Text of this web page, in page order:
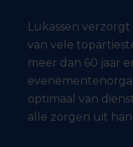
Lukassen
van vele
meer dan 60 jaar
optimaal van
alle zorgen uit